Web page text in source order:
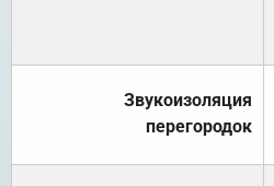
Звукоизоляция
перегородок